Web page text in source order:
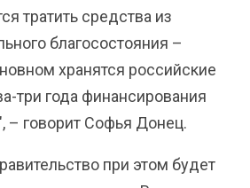
тратить средства из
благосостояния –
хранятся российские
три года финансирования
– говорит Софья Донец.
при этом будет